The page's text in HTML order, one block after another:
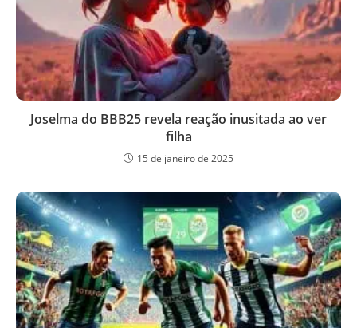
Joselma do BBB25 revela reação inusitada ao ver
filha
15 de janeiro de 2025